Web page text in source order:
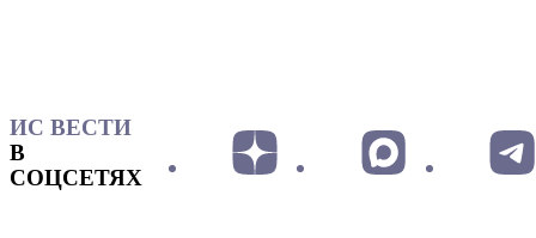
ИС ВЕСТИ
В
СОЦСЕТЯХ